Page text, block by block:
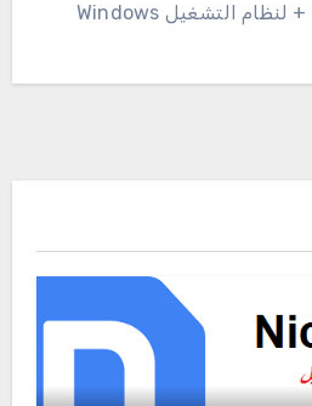
Electron 42.3.3 الكراك + لنظام التشغيل Windows